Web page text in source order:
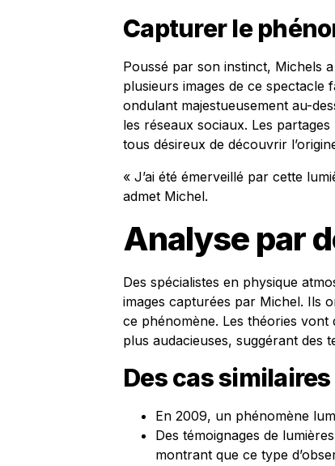
Capturer le
Poussé par son instinct, Michels
plusieurs images de ce spectacle
ondulant majestueusement au-
les réseaux sociaux. Les
tous désireux de découvrir
« J’ai été émerveillé par cette
admet Michel.
Analyse par
Des spécialistes en physique
images capturées par Michel. Ils
ce phénomène. Les théories vont
plus audacieuses, suggérant des
Des cas
En 2009, un phénomène
Des témoignages de
montrant que ce type